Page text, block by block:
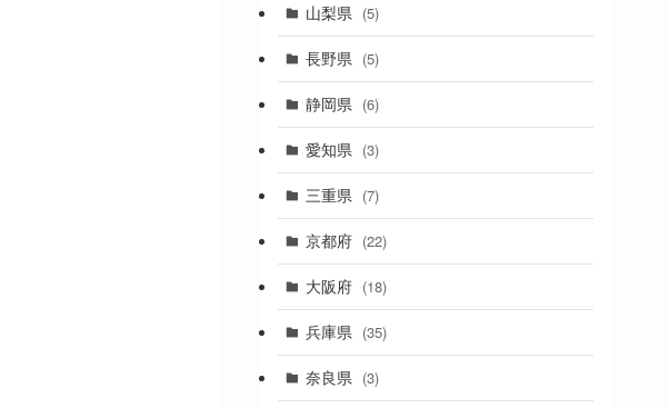
(1)
(5)
(1)
(1)
(11)
(4)
(4)
(17)
(4)
山梨県 (5)
長野県 (5)
静岡県 (6)
愛知県 (3)
三重県 (7)
京都府 (22)
大阪府 (18)
兵庫県 (35)
奈良県 (3)